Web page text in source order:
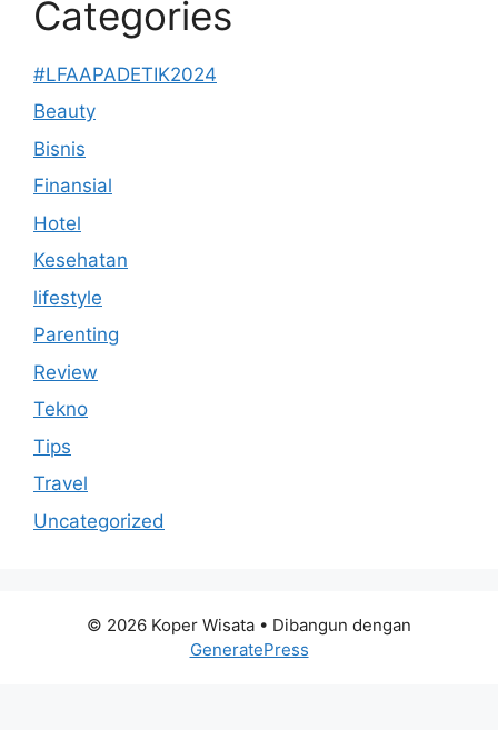
Categories
#LFAAPADETIK2024
Beauty
Bisnis
Finansial
Hotel
Kesehatan
lifestyle
Parenting
Review
Tekno
Tips
Travel
Uncategorized
© 2026 Koper Wisata • Dibangun dengan
GeneratePress